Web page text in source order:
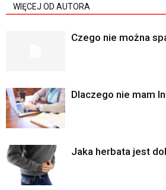
WIĘCEJ OD AUTORA
Czego nie można
Dlaczego nie mam
Jaka herbata jest